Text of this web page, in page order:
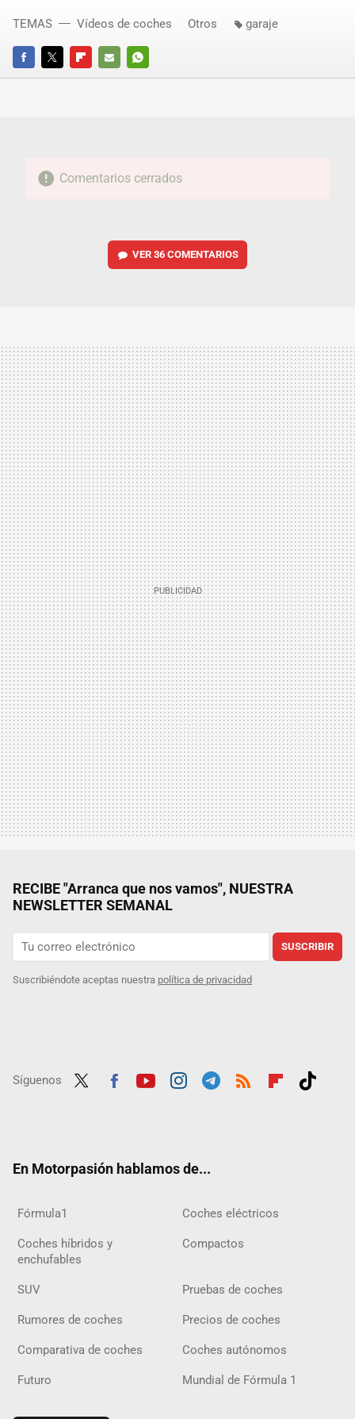
FACEBOOKTWITTERFLIPBOARD
E-
WHATSAPP
TEMAS Vídeos de coches Otros garaje
Comentarios cerrados
VER 36 COMENTARIOS
RECIBE "Arranca que nos vamos", NUESTRA
NEWSLETTER SEMANAL
SUSCRIBIR
Suscribiéndote aceptas nuestra política de privacidad
Síguenos
En Motorpasión hablamos de...
Fórmula1 Coches eléctricos
Coches híbridos y
enchufables
Compactos
SUV Pruebas de coches
Rumores de coches Precios de coches
Comparativa de coches Coches autónomos
Futuro Mundial de Fórmula 1